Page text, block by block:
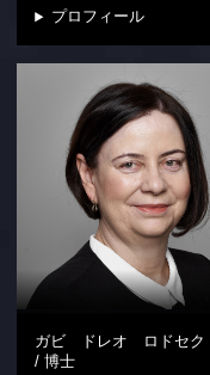
プロフィール
ガビ ドレオ ロドセク
/ 博士